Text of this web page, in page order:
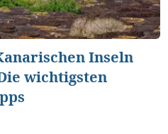
Inseln
wichtigsten